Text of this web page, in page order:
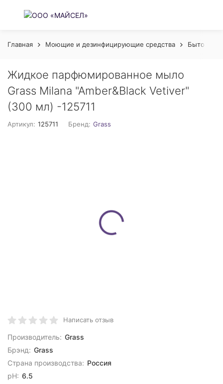
Главная Моющие и дезинфицирующие средства Бытовая
Жидкое парфюмированное мыло
Grass Milana "Amber&Black Vetiver"
(300 мл) -125711
Артикул: 125711 Бренд: Grass
Написать отзыв
Производитель: Grass
Брэнд: Grass
Страна производства: Россия
pH: 6.5